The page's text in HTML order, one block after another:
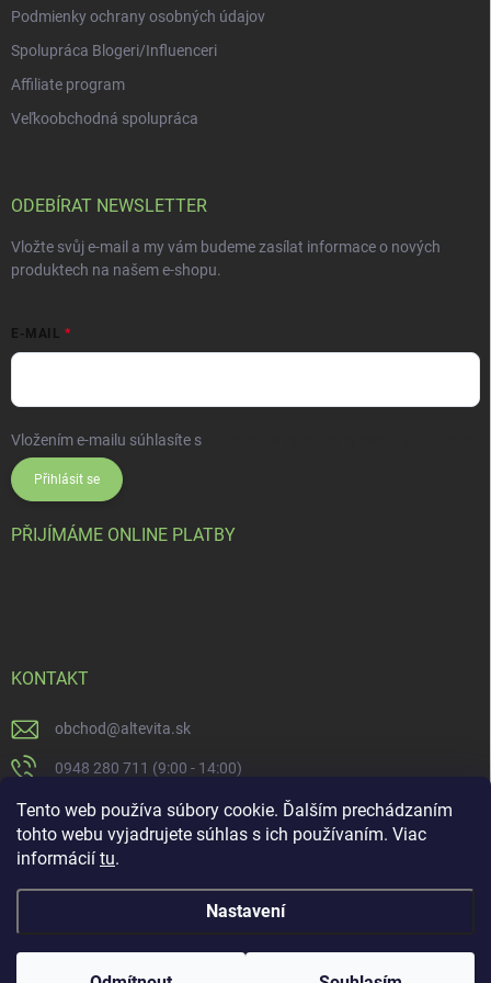
Tento web používa súbory cookie. Ďalším prechádzaním
tohto webu vyjadrujete súhlas s ich používaním. Viac
informácií tu.
Nastavení
Podmienky ochrany osobných údajov
Spolupráca Blogeri/Influenceri
Affiliate program
Veľkoobchodná spolupráca
ODEBÍRAT NEWSLETTER
Vložte svůj e-mail a my vám budeme zasílat informace o nových
produktech na našem e-shopu.
E-MAIL
Vložením e-mailu súhlasíte s
Přihlásit se
PŘIJÍMÁME ONLINE PLATBY
KONTAKT
obchod@altevita.sk
0948 280 711 (9:00 - 14:00)
Altevita.sk
altevita
Copyright 2026Altevita.sk - life - health - beauty. Všechna práva vyhrazena.
Upravit nastavení cookies